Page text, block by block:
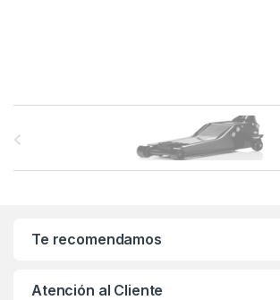
Te recomendamos
Atención al Cliente